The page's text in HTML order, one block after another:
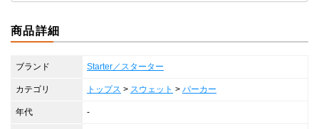
商品詳細
ブランド Starter／スターター
カテゴリ トップス > スウェット > パーカー
年代 -